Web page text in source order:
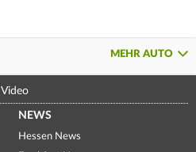
MEHR AUTO
Video
NEWS
Hessen News